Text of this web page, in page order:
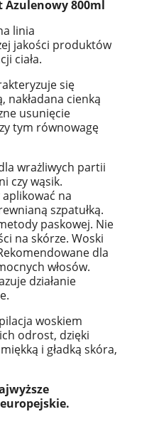
Azulenowy 800ml
linia
jakości produktów
ciała.
się
nakładana cienką
usunięcie
tym równowagę
wrażliwych partii
czy wąsik.
na
szpatułką.
paskowej. Nie
na skórze. Woski
dla
włosów.
działanie
woskiem
odrost, dzięki
i gładką skóra,